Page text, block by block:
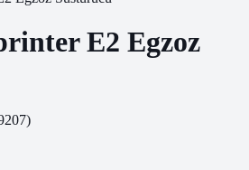
E2 Egzoz
)